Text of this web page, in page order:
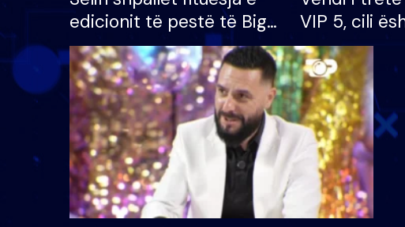
edicionit të pestë të Big
Brother VIP, rrëmben
çmimin e madh prej 100
mijë eurosh
VIP 5, cili
radhës që lë